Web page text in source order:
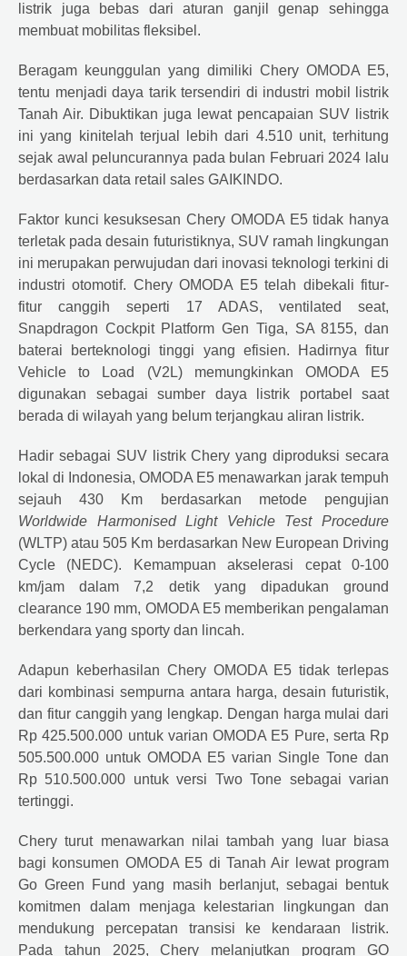
listrik juga bebas dari aturan ganjil genap sehingga
membuat mobilitas fleksibel.
Beragam keunggulan yang dimiliki Chery OMODA E5,
tentu menjadi daya tarik tersendiri di industri mobil listrik
Tanah Air. Dibuktikan juga lewat pencapaian SUV listrik
ini yang kinitelah terjual lebih dari 4.510 unit, terhitung
sejak awal peluncurannya pada bulan Februari 2024 lalu
berdasarkan data retail sales GAIKINDO.
Faktor kunci kesuksesanChery OMODA E5 tidak hanya
terletak pada desain futuristiknya, SUV ramah lingkungan
ini merupakan perwujudan dari inovasi teknologi terkini di
industri otomotif. CheryOMODA E5 telah dibekali fitur-
fitur canggih seperti 17 ADAS, ventilated seat,
Snapdragon Cockpit Platform Gen Tiga, SA 8155, dan
baterai berteknologi tinggi yang efisien. Hadirnya fitur
Vehicle to Load (V2L) memungkinkan OMODA E5
digunakan sebagai sumber daya listrik portabel saat
berada di wilayah yang belum terjangkau aliran listrik.
Hadir sebagai SUV listrikChery yang diproduksi secara
lokal di Indonesia, OMODA E5 menawarkan jarak tempuh
sejauh 430 Km berdasarkan metode pengujian
Worldwide Harmonised Light Vehicle Test Procedure
(WLTP) atau 505 Km berdasarkan New European Driving
Cycle (NEDC). Kemampuan akselerasi cepat 0-100
km/jam dalam 7,2 detik yang dipadukan ground
clearance 190 mm, OMODA E5 memberikan pengalaman
berkendara yang sporty dan lincah.
Adapun keberhasilan Chery OMODA E5 tidak terlepas
dari kombinasi sempurna antara harga, desain futuristik,
dan fitur canggih yang lengkap. Dengan harga mulai dari
Rp 425.500.000 untuk varian OMODA E5 Pure, serta Rp
505.500.000 untuk OMODA E5 varian Single Tone dan
Rp 510.500.000 untuk versi Two Tone sebagai varian
tertinggi.
Chery turut menawarkan nilai tambah yang luar biasa
bagi konsumen OMODA E5 di Tanah Air lewat program
Go Green Fund yang masih berlanjut, sebagai bentuk
komitmen dalam menjaga kelestarian lingkungan dan
mendukung percepatan transisi ke kendaraan listrik.
Pada tahun 2025, Chery melanjutkan program GO